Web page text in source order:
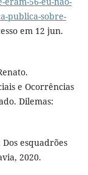
publica-sobre-
em 12 jun.
e Ocorrências
Dilemas:
esquadrões
2020.